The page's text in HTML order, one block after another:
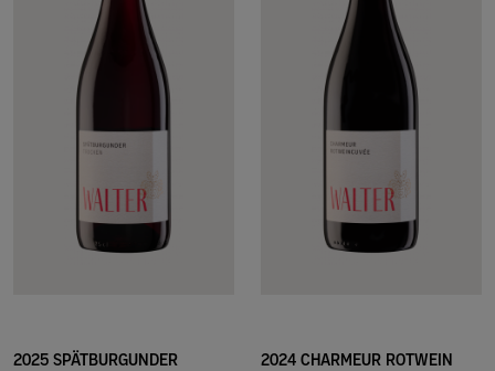
2025 SPÄTBURGUNDER
2024 CHARMEUR ROTWEIN